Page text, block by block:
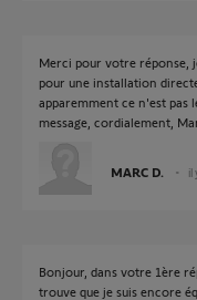
Merci pour votre réponse,
pour une installation
apparemment ce n'est pas
message, cordialement,
MARC D. il
Bonjour, dans votre 1ère
trouve que je suis encore